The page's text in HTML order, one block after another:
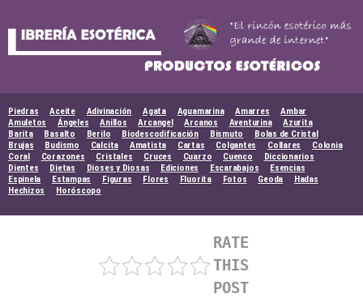
Piedras Aceite Adivinación Agata Aguamarina Amarres
Ambar
Amuletos
Ángeles Anillos Arcangel Arcanos Aventurina
Azurita
Barita
Basalto Berilo Biodescodificación Bismuto
Bolas de Cristal
Brujas
Budismo Calcita Amatista Cartas Colgantes Collares
Colonia
Coral
Corazones Cristales Cruces Cuarzo Cuenco
Diccionarios
Dientes
Dietas Dioses y Diosas Ediciones Escarabajos
Esencias
Espinela
Estampas Figuras Flores Fluorita Fotos Geoda
Hadas
Hechizos
Horóscopo
RATE
THIS
POST